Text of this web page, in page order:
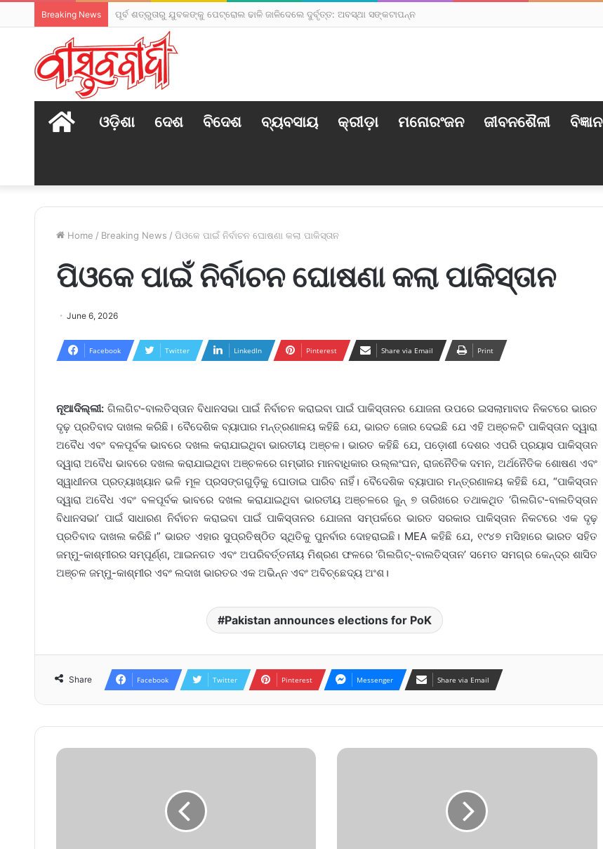
Breaking News ପୂର୍ବ ଶତ୍ରୁତାରୁ ଯୁବକଙ୍କୁ ପେଟ୍ରୋଲ ଢାଳି ଜାଳିଦେଲେ ଦୁର୍ବୃତ୍ତ: ଅବସ୍ଥା ସଙ୍କଟାପନ୍ନ
HOME
ଓଡ଼ିଶା ଦେଶ ବିଦେଶ ବ୍ୟବସାୟ କ୍ରୀଡ଼ା ମନୋରଂଜନ ଜୀବନଶୈଳୀ ବିଜ୍ଞାନ
Home / Breaking News / ପିଓକେ ପାଇଁ ନିର୍ବାଚନ ଘୋଷଣା କଲା ପାକିସ୍ତାନ
ପିଓକେ ପାଇଁ ନିର୍ବାଚନ ଘୋଷଣା କଲା ପାକିସ୍ତାନ
June 6, 2026
Facebook Twitter LinkedIn Pinterest Share via Email Print
ନୂଆଦିଲ୍ଲୀ:ଗିଲଗିଟ-ବାଲତିସ୍ତାନ ବିଧାନସଭା ପାଇଁ ନିର୍ବାଚନ କରାଇବା ପାଇଁ ପାକିସ୍ତାନର ଯୋଜନା ଉପରେ ଇସଲାମାବାଦ ନିକଟରେ ଭାରତ
ଦୃଢ଼ ପ୍ରତିବାଦ ଦାଖଲ କରିଛି। ବୈଦେଶିକ ବ୍ୟାପାର ମନ୍ତ୍ରଣାଳୟ କହିଛି ଯେ, ଭାରତ ଜୋର ଦେଇଛି ଯେ ଏହି ଅଞ୍ଚଳଟି ପାକିସ୍ତାନ ଦ୍ୱାରା
ଅବୈଧ ଏବଂ ବଳପୂର୍ବକ ଭାବରେ ଦଖଲ କରାଯାଇଥିବା ଭାରତୀୟ ଅଞ୍ଚଳ। ଭାରତ କହିଛି ଯେ, ପଡ଼ୋଶୀ ଦେଶର ଏପରି ପ୍ରୟାସ ପାକିସ୍ତାନ
ଦ୍ୱାରା ଅବୈଧ ଭାବରେ ଦଖଲ କରାଯାଇଥିବା ଅଞ୍ଚଳରେ ଗମ୍ଭୀର ମାନବାଧିକାର ଉଲ୍ଲଂଘନ, ରାଜନୈତିକ ଦମନ, ଅର୍ଥନୈତିକ ଶୋଷଣ ଏବଂ
ସ୍ୱାଧୀନତା ପ୍ରତ୍ୟାଖ୍ୟାନ ଭଳି ମୂଳ ପ୍ରସଙ୍ଗଗୁଡ଼ିକୁ ଘୋଡାଇ ପାରିବ ନାହିଁ। ବୈଦେଶିକ ବ୍ୟାପାର ମନ୍ତ୍ରଣାଳୟ କହିଛି ଯେ, “ପାକିସ୍ତାନ
ଦ୍ୱାରା ଅବୈଧ ଏବଂ ବଳପୂର୍ବକ ଭାବରେ ଦଖଲ କରାଯାଇଥିବା ଭାରତୀୟ ଅଞ୍ଚଳରେ ଜୁନ୍ ୭ ତାରିଖରେ ତଥାକଥିତ ‘ଗିଲଗିଟ-ବାଲତିସ୍ତାନ
ବିଧାନସଭା’ ପାଇଁ ସାଧାରଣ ନିର୍ବାଚନ କରାଇବା ପାଇଁ ପାକିସ୍ତାନର ଯୋଜନା ସମ୍ପର୍କରେ ଭାରତ ସରକାର ପାକିସ୍ତାନ ନିକଟରେ ଏକ ଦୃଢ଼
ପ୍ରତିବାଦ ଦାଖଲ କରିଛି।” ଭାରତ ଏହାର ସୁପ୍ରତିଷ୍ଠିତ ସ୍ଥିତିକୁ ପୁନର୍ବାର ଦୋହରାଇଛି। MEA କହିଛି ଯେ, ୧୯୪୭ ମସିହାରେ ଭାରତ ସହିତ
ଜମ୍ମୁ-କାଶ୍ମୀରର ସମ୍ପୂର୍ଣ୍ଣ, ଆଇନଗତ ଏବଂ ଅପରିବର୍ତ୍ତନୀୟ ମିଶ୍ରଣ ଫଳରେ ‘ଗିଲଗିଟ୍-ବାଲତିସ୍ତାନ’ ସମେତ ସମଗ୍ର କେନ୍ଦ୍ର ଶାସିତ
ଅଞ୍ଚଳ ଜମ୍ମୁ-କାଶ୍ମୀର ଏବଂ ଲଦାଖ ଭାରତର ଏକ ଅଭିନ୍ନ ଏବଂ ଅବିଚ୍ଛେଦ୍ୟ ଅଂଶ।
Pakistan announces elections for PoK
Share Facebook Twitter Pinterest Messenger Share via Email